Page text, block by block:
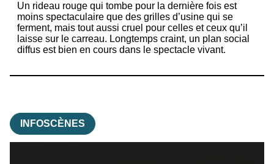
Un rideau rouge qui tombe pour la dernière fois est
moins spectaculaire que des grilles d’usine qui se
ferment, mais tout aussi cruel pour celles et ceux qu’il
laisse sur le carreau. Longtemps craint, un plan social
diffus est bien en cours dans le spectacle vivant.
INFOSCÈNES